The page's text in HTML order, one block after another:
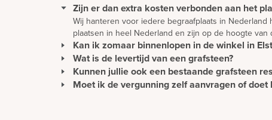
Zijn er dan extra kosten verbonden aan het
Wij hanteren voor iedere begraafplaats in
plaatsen in heel Nederland en zijn op de hoogte
Kan ik zomaar binnenlopen in de winkel in
U kunt gewoon langskomen om rustig ideeën op te
wordt u direct geholpen.
Wat is de levertijd van een grafsteen?
De levertijd van een gedenkteken wordt met name
worden vervoerd vanuit alle delen van de wereld,
Kunnen jullie ook een bestaande grafsteen
Het is zeker mogelijk om een bestaande grafsteen
Moet ik de vergunning zelf aanvragen of